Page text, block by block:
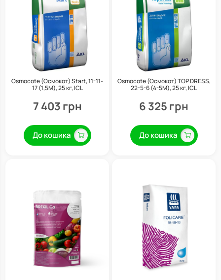
Osmocote (Осмокот) Start, 11-11-
17 (1,5М), 25 кг, ICL
7 403 грн
До кошика
Osmocote (Осмокот) TOP DRESS,
22-5-6 (4-5М), 25 кг, ICL
6 325 грн
До кошика